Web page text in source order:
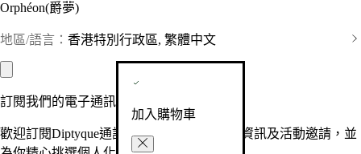
Orphéon(爵夢)
地區/語言： 香港特別行政區, 繁體中文
加入購物車
訂閱我們的電子通訊
歡迎訂閱Diptyque通訊，接收品牌最新產品資訊及活動邀請，並